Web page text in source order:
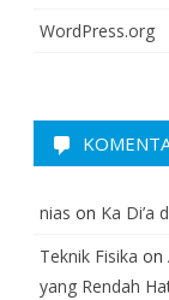
WordPress.org
nias on Ka Di’a
Teknik Fisika on
yang Rendah